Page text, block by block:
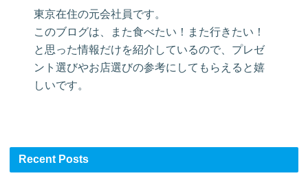
東京在住の元会社員です。
このブログは、また食べたい！また行きたい！
と思った情報だけを紹介しているので、プレゼ
ント選びやお店選びの参考にしてもらえると嬉
しいです。
Recent Posts